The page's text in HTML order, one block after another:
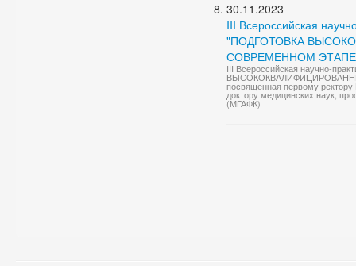
30.11.2023
III Всероссийская
"ПОДГОТОВКА
СОВРЕМЕННОМ
III Всероссийская научно-
посвященная первому
доктору медицинских наук,
(МГАФК)